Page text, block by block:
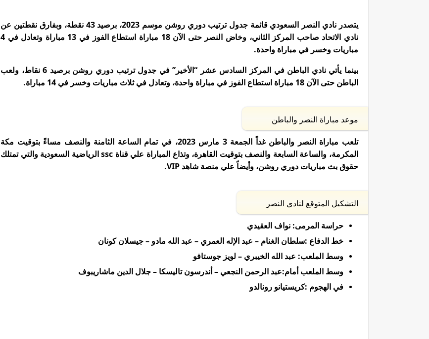
يتصدر نادي النصر السعودي قائمة جدول ترتيب دوري روشن موسم 2023، برصيد 43 نقطة، وبفارق نقطتين عن
نادي الاتحاد صاحب المركز الثاني، وخاض النصر حتى الآن 18 مباراة استطاع الفوز في 13 مباراة وتعادل في 4
مباريات وخسر في مباراة واحدة.
بينما يأتي نادي الباطن في المركز السادس عشر “الأخير” في جدول ترتيب دوري روشن برصيد 6 نقاط، ولعب
الباطن حتى الآن 18 مباراة استطاع الفوز في مباراة واحدة، وتعادل في ثلاث مباريات وخسر في 14 مباراة.
موعد مباراة النصر والباطن
تلعب مباراة النصر والباطن غداً الجمعة 3 مارس 2023، في تمام الساعة الثامنة والنصف مساءً بتوقيت مكة
المكرمة، والساعة السابعة والنصف بتوقيت القاهرة، وتذاع المباراة علي قناة ssc الرياضية السعودية والتي تمتلك
حقوق بث مباريات دوري روشن، وأيضاً علي منصة شاهد VIP.
التشكيل المتوقع لنادي النصر
حراسة المرمى: نواف العقيدي
خط الدفاع :سلطان الغنام – عبد الإله العمري – عبد الله مادو – جيسلان كونان
وسط الملعب: عبد الله الخيبري – لويز جوستافو
وسط الملعب أمام:عبد الرحمن النجعي – أندرسون تاليسكا – جلال الدين ماشاريبوف
في الهجوم :كريستيانو رونالدو